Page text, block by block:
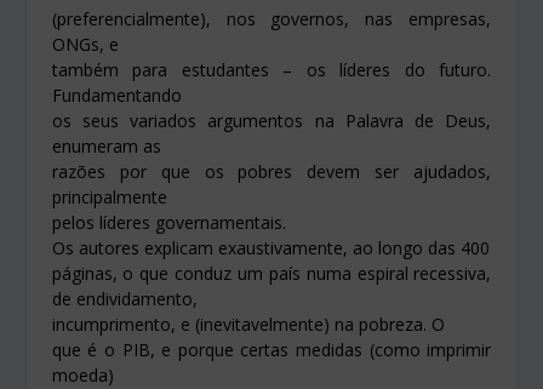
(preferencialmente), nos governos, nas empresas,
ONGs, e
também para estudantes – os líderes do futuro.
Fundamentando
os seus variados argumentos na Palavra de Deus,
enumeram as
razões por que os pobres devem ser ajudados,
principalmente
pelos líderes governamentais.
Os autores explicam exaustivamente, ao longo das 400
páginas, o que conduz um país numa espiral recessiva,
de endividamento,
incumprimento, e (inevitavelmente) na pobreza. O
que é o PIB, e porque certas medidas (como imprimir
moeda)